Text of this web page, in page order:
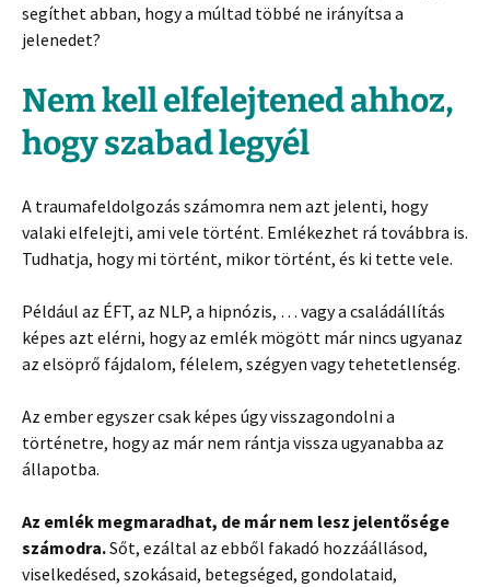
segíthet abban, hogy a múltad többé ne irányítsa a
jelenedet?
Nem kell elfelejtened ahhoz,
hogy szabad legyél
A traumafeldolgozás számomra nem azt jelenti, hogy
valaki elfelejti, ami vele történt. Emlékezhet rá továbbra is.
Tudhatja, hogy mi történt, mikor történt, és ki tette vele.
Például az ÉFT, az NLP, a hipnózis, … vagy a családállítás
képes azt elérni, hogy az emlék mögött már nincs ugyanaz
az elsöprő fájdalom, félelem, szégyen vagy tehetetlenség.
Az ember egyszer csak képes úgy visszagondolni a
történetre, hogy az már nem rántja vissza ugyanabba az
állapotba.
Az emlék megmaradhat, de már nem lesz jelentősége
számodra.Sőt, ezáltal az ebből fakadó hozzáállásod,
viselkedésed, szokásaid, betegséged, gondolataid,